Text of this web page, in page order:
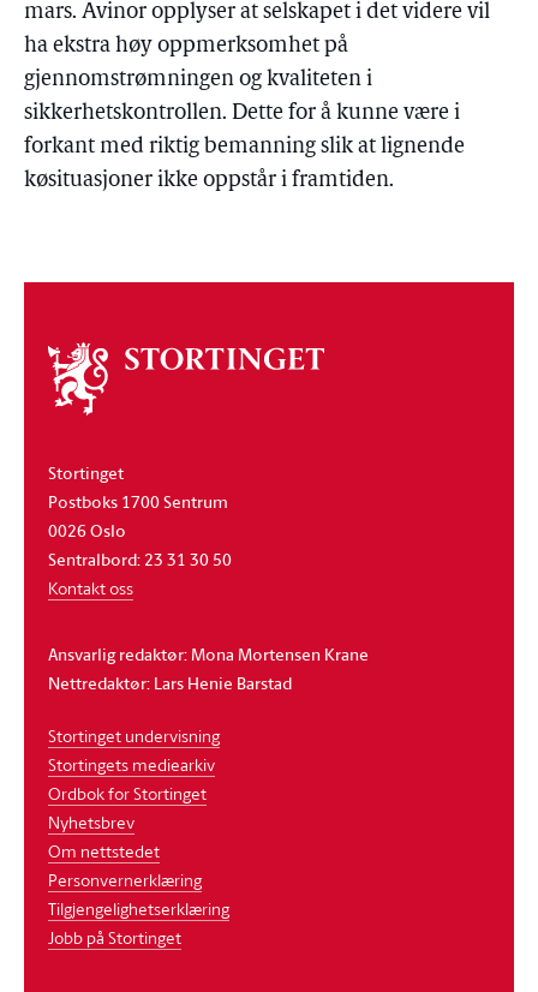
mars. Avinor opplyser at selskapet i det videre vil
ha ekstra høy oppmerksomhet på
gjennomstrømningen og kvaliteten i
sikkerhetskontrollen. Dette for å kunne være i
forkant med riktig bemanning slik at lignende
køsituasjoner ikke oppstår i framtiden.
Om
stortinget
Stortinget
Postboks 1700 Sentrum
0026 Oslo
Sentralbord: 23 31 30 50
Kontakt oss
Ansvarlig redaktør: Mona Mortensen Krane
Nettredaktør: Lars Henie Barstad
Stortinget undervisning
Stortingets mediearkiv
Ordbok for Stortinget
Nyhetsbrev
Om nettstedet
Personvernerklæring
Tilgjengelighetserklæring
Jobb på Stortinget